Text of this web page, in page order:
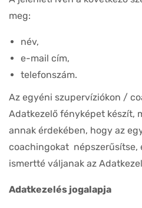
meg:
név,
e-mail cím,
telefonszám.
Az egyéni szupervíziókon /
Adatkezelő fényképet készít,
annak érdekében, hogy az
coachingokat népszerűsítse,
ismertté váljanak az
Adatkezelés jogalapja